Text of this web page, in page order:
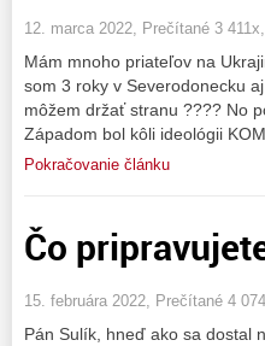
12. marca 2022, Prečítané 3 411x,
Mám mnoho priateľov na
som 3 roky v Severodonecku
môžem držať stranu ???? No
Západom bol kôli ideológii
Pokračovanie článku
Čo
15. februára 2022, Prečítané 4
Pán Sulík, hneď ako sa dostal